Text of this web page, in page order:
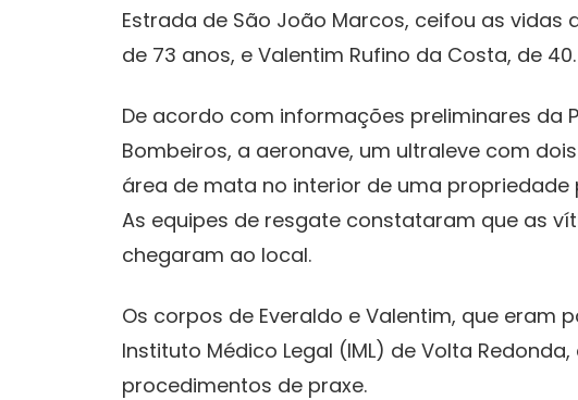
Estrada de São João Marcos, ceifou as vidas
de 73 anos, e Valentim Rufino da Costa, de 40.
De acordo com informações preliminares da
Bombeiros, a aeronave, um ultraleve com
área de mata no interior de uma
As equipes de resgate constataram que as
chegaram ao local.
Os corpos de Everaldo e Valentim, que eram
Instituto Médico Legal (IML) de Volta
procedimentos de praxe.